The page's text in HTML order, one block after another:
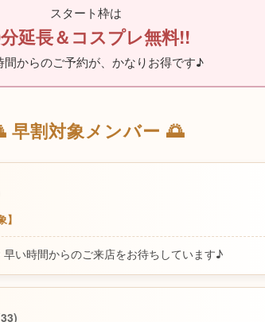
スタート枠は
延長＆コスプレ無料!!
間からのご予約が、かなりお得です♪
早割対象メンバー 🌅
】
い時間からのご来店をお待ちしています♪